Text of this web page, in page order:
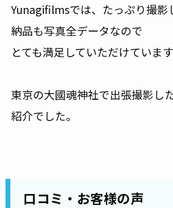
Yunagifilmsでは、たっぷり撮影
納品も写真全データなので
とても満足していただけています
東京の大國魂神社で出張撮影し
紹介でした。
口コミ・お客様の声